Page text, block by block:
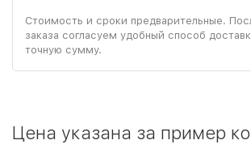
Стоимость и сроки предварительные.
заказа согласуем удобный способ
точную сумму.
Цена указана за пример